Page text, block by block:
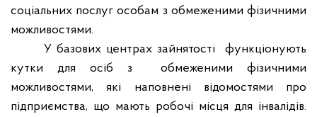
соціальних послуг особам з обмеженими фізичними
можливостями.
У базових центрах зайнятості
функціонують
кутки для осіб з
обмеженими фізичними
можливостями, які наповнені відомостями про
підприємства, що мають робочі місця для інвалідів.